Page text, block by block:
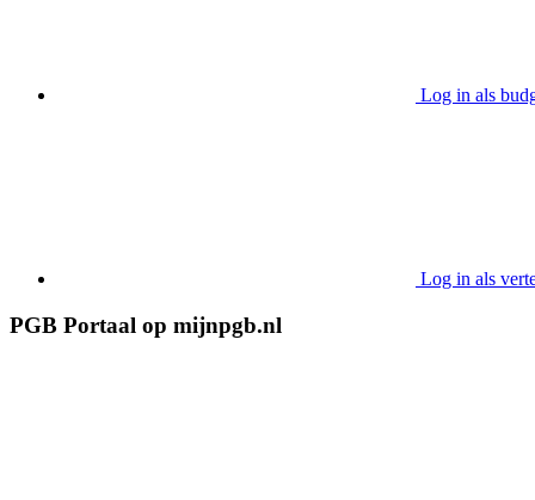
Log in als
Log in als
PGB Portaal op mijnpgb.nl